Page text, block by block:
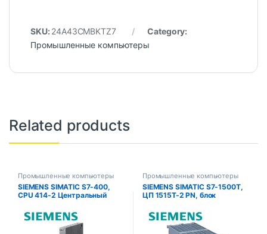
SKU: 24A43CMBKTZ7
Category:
Промышленные компьютеры
Related products
Промышленные компьютеры
SIEMENS SIMATIC S7-400,
CPU 414-2 Центральный
2XL07-0AB0 6ES7414-
3EM07-0AB0
Промышленные компьютеры
SIEMENS SIMATIC S7-1500T,
ЦП 1515T-2 PN, блок
PROFINET IRT с 2-портовым
переключателем 6ES7515-
2TN03-0AB0